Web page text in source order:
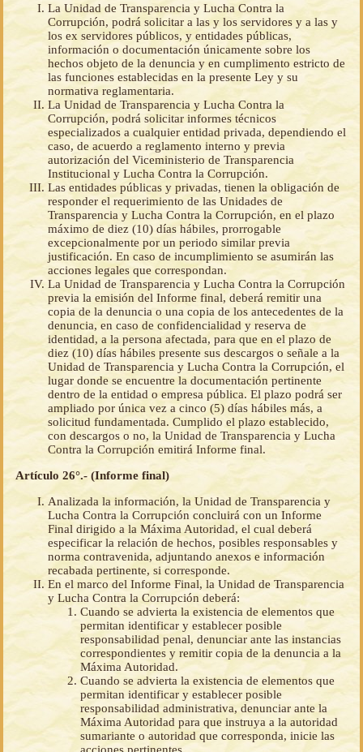
La Unidad de Transparencia y Lucha Contra la
Corrupción, podrá solicitar a las y los servidores y a las y
los ex servidores públicos, y entidades públicas,
información o documentación únicamente sobre los
hechos objeto de la denuncia y en cumplimento estricto de
las funciones establecidas en la presente Ley y su
normativa reglamentaria.
La Unidad de Transparencia y Lucha Contra la
Corrupción, podrá solicitar informes técnicos
especializados a cualquier entidad privada, dependiendo el
caso, de acuerdo a reglamento interno y previa
autorización del Viceministerio de Transparencia
Institucional y Lucha Contra la Corrupción.
Las entidades públicas y privadas, tienen la obligación de
responder el requerimiento de las Unidades de
Transparencia y Lucha Contra la Corrupción, en el plazo
máximo de diez (10) días hábiles, prorrogable
excepcionalmente por un periodo similar previa
justificación. En caso de incumplimiento se asumirán las
acciones legales que correspondan.
La Unidad de Transparencia y Lucha Contra la Corrupción
previa la emisión del Informe final, deberá remitir una
copia de la denuncia o una copia de los antecedentes de la
denuncia, en caso de confidencialidad y reserva de
identidad, a la persona afectada, para que en el plazo de
diez (10) días hábiles presente sus descargos o señale a la
Unidad de Transparencia y Lucha Contra la Corrupción, el
lugar donde se encuentre la documentación pertinente
dentro de la entidad o empresa pública. El plazo podrá ser
ampliado por única vez a cinco (5) días hábiles más, a
solicitud fundamentada. Cumplido el plazo establecido,
con descargos o no, la Unidad de Transparencia y Lucha
Contra la Corrupción emitirá Informe final.
Artículo 26°.- (Informe final)
Analizada la información, la Unidad de Transparencia y
Lucha Contra la Corrupción concluirá con un Informe
Final dirigido a la Máxima Autoridad, el cual deberá
especificar la relación de hechos, posibles responsables y
norma contravenida, adjuntando anexos e información
recabada pertinente, si corresponde.
En el marco del Informe Final, la Unidad de Transparencia
y Lucha Contra la Corrupción deberá:
Cuando se advierta la existencia de elementos que
permitan identificar y establecer posible
responsabilidad penal, denunciar ante las instancias
correspondientes y remitir copia de la denuncia a la
Máxima Autoridad.
Cuando se advierta la existencia de elementos que
permitan identificar y establecer posible
responsabilidad administrativa, denunciar ante la
Máxima Autoridad para que instruya a la autoridad
sumariante o autoridad que corresponda, inicie las